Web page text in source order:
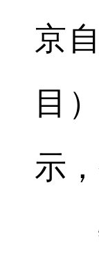
京
目
示